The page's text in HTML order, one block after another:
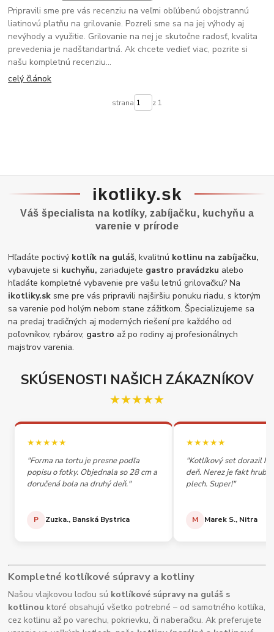
Pripravili sme pre vás recenziu na veľmi obľúbenú obojstrannú
liatinovú platňu na grilovanie. Pozreli sme sa na jej výhody aj
nevýhody a využitie. Grilovanie na nej je skutočne radosť, kvalita
prevedenia je nadštandartná. Ak chcete vedieť viac, pozrite si
našu kompletnú recenziu...
celý článok
strana z 1
ikotliky.sk
Váš špecialista na kotlíky, zabíjačku, kuchyňu a
varenie v prírode
Hľadáte poctivý kotlík na guláš, kvalitnú kotlinu na zabíjačku,
vybavujete si kuchyňu, zariaďujete gastro pravádzku alebo
hľadáte kompletné vybavenie pre vašu letnú grilovačku? Na
ikotliky.sk sme pre vás pripravili najširšiu ponuku riadu, s ktorým
sa varenie pod holým nebom stane zážitkom. Špecializujeme sa
na predaj tradičných aj moderných riešení pre každého od
poľovníkov, rybárov, gastro až po rodiny aj profesionálnych
majstrov varenia.
SKÚSENOSTI NAŠICH ZÁKAZNÍKOV
★★★★★
★★★★★
"Forma na tortu je presne podľa
popisu o fotky. Objednala so 28 cm a
doručená bola na druhý deň."
P Zuzka., Banská Bystrica
★★★★★
"Kotlíkový set dorazil
deň. Nerez je fakt
plech. Super!"
M Marek S., Nitra
Kompletné kotlíkové súpravy a kotliny
Našou vlajkovou loďou sú kotlíkové súpravy na guláš s
kotlinou ktoré obsahujú všetko potrebné – od samotného kotlíka,
cez kotlinu až po varechu, pokrievku, či naberačku. Ak preferujete